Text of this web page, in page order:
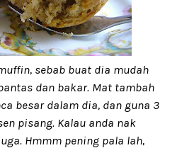
sebab buat dia mudah
dan bakar. Mat tambah
besar dalam dia, dan guna 3
pisang. Kalau anda nak
Hmmm pening pala lah,